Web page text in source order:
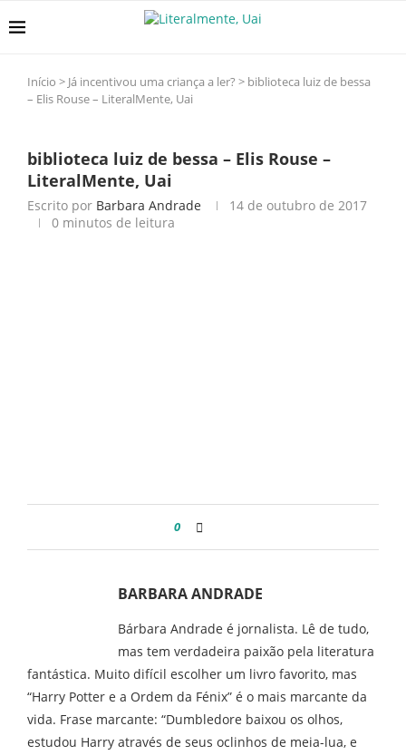
Início > Já incentivou uma criança a ler? > biblioteca luiz de bessa
– Elis Rouse – LiteralMente, Uai
biblioteca luiz de bessa – Elis Rouse –
LiteralMente, Uai
Escrito por Barbara Andrade
14 de outubro de 2017
0 minutos de leitura
0
BARBARA ANDRADE
Bárbara Andrade é jornalista. Lê de tudo,
mas tem verdadeira paixão pela literatura
fantástica. Muito difícil escolher um livro favorito, mas
“Harry Potter e a Ordem da Fénix” é o mais marcante da
vida. Frase marcante: “Dumbledore baixou os olhos,
estudou Harry através de seus oclinhos de meia-lua, e